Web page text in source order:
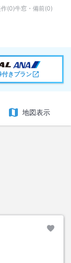
(0)牛窓・備前(0)
付きプラン
地図表示